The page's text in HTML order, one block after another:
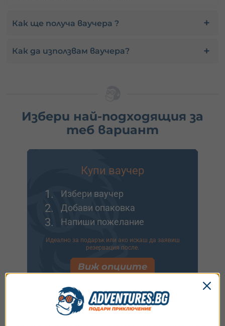
Как ще получа ваучера ?
Как да използвам ваучера?
Избери най-подходящия за
теб вариант
Купи ваучер
1. Избери ваучер
2. Добави опаковка
3. Напиши пожелание
Идеално за подарък или ако искаш да заявиш
резервация после.
Виж опциите